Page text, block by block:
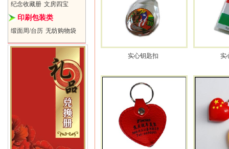
纪念收藏册 文房四宝
印刷包装类
缎面周/台历 无纺购物袋
实心钥匙扣 实